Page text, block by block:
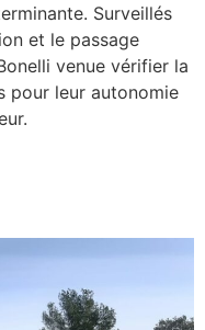
Surveillés
et le passage
venue vérifier la
pour leur autonomie